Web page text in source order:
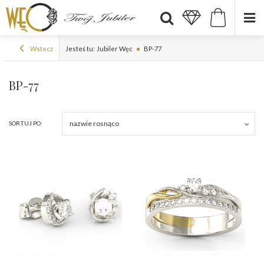
Wstecz Jesteś tu: Jubiler Węc BP-77
BP-77
SORTUJ PO: nazwie rosnąco